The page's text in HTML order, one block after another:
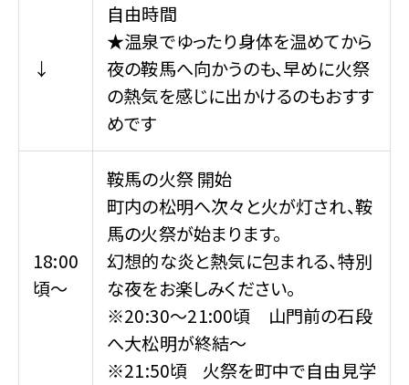
↓
自由時間
★温泉でゆったり身体を温めてから
夜の鞍馬へ向かうのも、早めに火祭
の熱気を感じに出かけるのもおすす
めです
18:00
頃～
鞍馬の火祭 開始
町内の松明へ次々と火が灯され、鞍
馬の火祭が始まります。
幻想的な炎と熱気に包まれる、特別
な夜をお楽しみください。
※20:30～21:00頃 山門前の石段
へ大松明が終結～
※21:50頃 火祭を町中で自由見学